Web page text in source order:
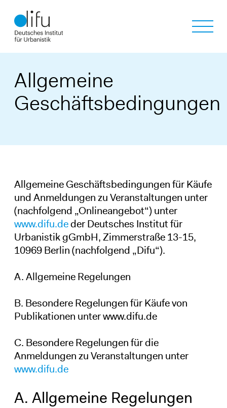
zum
Inhalt
Allgemeine
Geschäftsbedingungen
Allgemeine Geschäftsbedingungen für Käufe
und Anmeldungen zu Veranstaltungen unter
(nachfolgend „Onlineangebot“) unter
www.difu.deder Deutsches Institut für
Urbanistik gGmbH, Zimmerstraße 13-15,
10969 Berlin (nachfolgend „Difu“).
A. Allgemeine Regelungen
B. Besondere Regelungen für Käufe von
Publikationen unter www.difu.de
C. Besondere Regelungen für die
Anmeldungen zu Veranstaltungen unter
www.difu.de
A. Allgemeine Regelungen